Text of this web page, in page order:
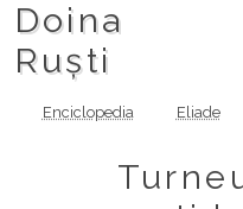
Doina
Ruști
Enciclopedia Eliade